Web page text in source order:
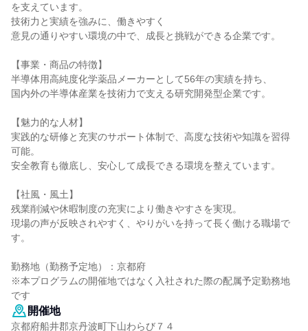
を支えています。
技術力と実績を強みに、働きやすく
意見の通りやすい環境の中で、成長と挑戦ができる企業です。
【事業・商品の特徴】
半導体用高純度化学薬品メーカーとして56年の実績を持ち、
国内外の半導体産業を技術力で支える研究開発型企業です。
【魅力的な人材】
実践的な研修と充実のサポート体制で、高度な技術や知識を習得
可能。
安全教育も徹底し、安心して成長できる環境を整えています。
【社風・風土】
残業削減や休暇制度の充実により働きやすさを実現。
現場の声が反映されやすく、やりがいを持って長く働ける職場で
す。
勤務地（勤務予定地）：京都府
※本プログラムの開催地ではなく入社された際の配属予定勤務地
です
開催地
京都府船井郡京丹波町下山わらび７４